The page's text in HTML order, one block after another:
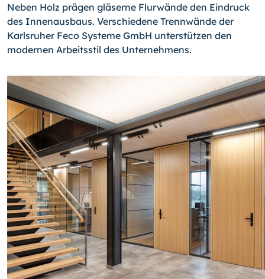
Neben Holz prägen gläserne Flurwände den Eindruck
des Innenausbaus. Verschiedene Trennwände der
Karlsruher Feco Systeme GmbH unterstützen den
modernen Arbeitsstil des Unternehmens.